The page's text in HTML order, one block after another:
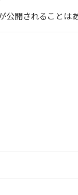
公開されることは